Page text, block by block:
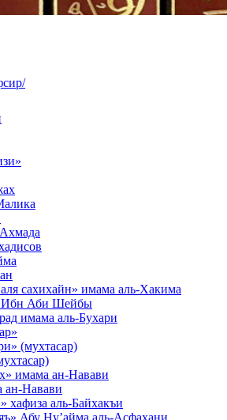
сахихайн» имама аль-Хакима
Ибн Аби Шейбы
имама аль-Бухари
(мухтасар)
имама ан-Навави
ан-Навави
хафиза аль-Байхакъи
Абу Ну’айма аль-Асфахани